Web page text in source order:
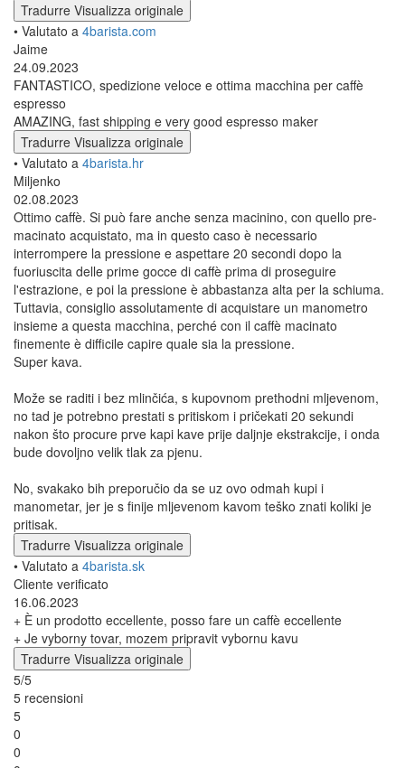
Tradurre Visualizza originale
• Valutato a 4barista.com
Jaime
24.09.2023
FANTASTICO, spedizione veloce e ottima macchina per caffè
espresso
AMAZING, fast shipping e very good espresso maker
Tradurre Visualizza originale
• Valutato a 4barista.hr
Miljenko
02.08.2023
Ottimo caffè. Si può fare anche senza macinino, con quello pre-
macinato acquistato, ma in questo caso è necessario
interrompere la pressione e aspettare 20 secondi dopo la
fuoriuscita delle prime gocce di caffè prima di proseguire
l'estrazione, e poi la pressione è abbastanza alta per la schiuma.
Tuttavia, consiglio assolutamente di acquistare un manometro
insieme a questa macchina, perché con il caffè macinato
finemente è difficile capire quale sia la pressione.
Super kava.
Može se raditi i bez mlinčića, s kupovnom prethodni mljevenom,
no tad je potrebno prestati s pritiskom i pričekati 20 sekundi
nakon što procure prve kapi kave prije daljnje ekstrakcije, i onda
bude dovoljno velik tlak za pjenu.
No, svakako bih preporučio da se uz ovo odmah kupi i
manometar, jer je s finije mljevenom kavom teško znati koliki je
pritisak.
Tradurre Visualizza originale
• Valutato a 4barista.sk
Cliente verificato
16.06.2023
+ È un prodotto eccellente, posso fare un caffè eccellente
+ Je vyborny tovar, mozem pripravit vybornu kavu
Tradurre Visualizza originale
5/5
5 recensioni
5
0
0